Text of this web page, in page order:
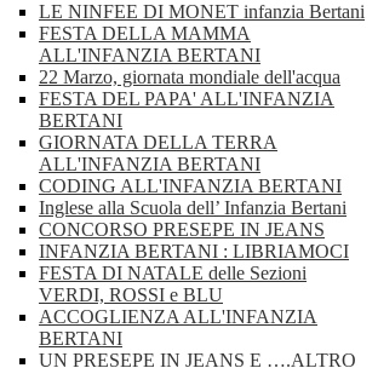
LE NINFEE DI MONET infanzia Bertani
FESTA DELLA MAMMA
ALL'INFANZIA BERTANI
22 Marzo, giornata mondiale dell'acqua
FESTA DEL PAPA' ALL'INFANZIA
BERTANI
GIORNATA DELLA TERRA
ALL'INFANZIA BERTANI
CODING ALL'INFANZIA BERTANI
Inglese alla Scuola dell’ Infanzia Bertani
CONCORSO PRESEPE IN JEANS
INFANZIA BERTANI : LIBRIAMOCI
FESTA DI NATALE delle Sezioni
VERDI, ROSSI e BLU
ACCOGLIENZA ALL'INFANZIA
BERTANI
UN PRESEPE IN JEANS E ….ALTRO